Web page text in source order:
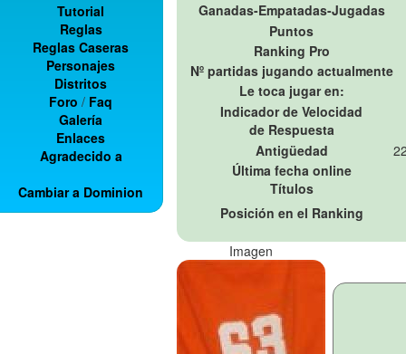
Tutorial
Reglas
Reglas Caseras
Personajes
Distritos
Foro / Faq
Galería
Enlaces
Agradecido a
Cambiar a Dominion
Ganadas-Empatadas-Jugadas
Puntos
Ranking Pro
Nº partidas jugando actualmente
Le toca jugar en:
Indicador de Velocidad
de Respuesta
Antigüedad
Última fecha online
Títulos
Posición en el Ranking
Imagen